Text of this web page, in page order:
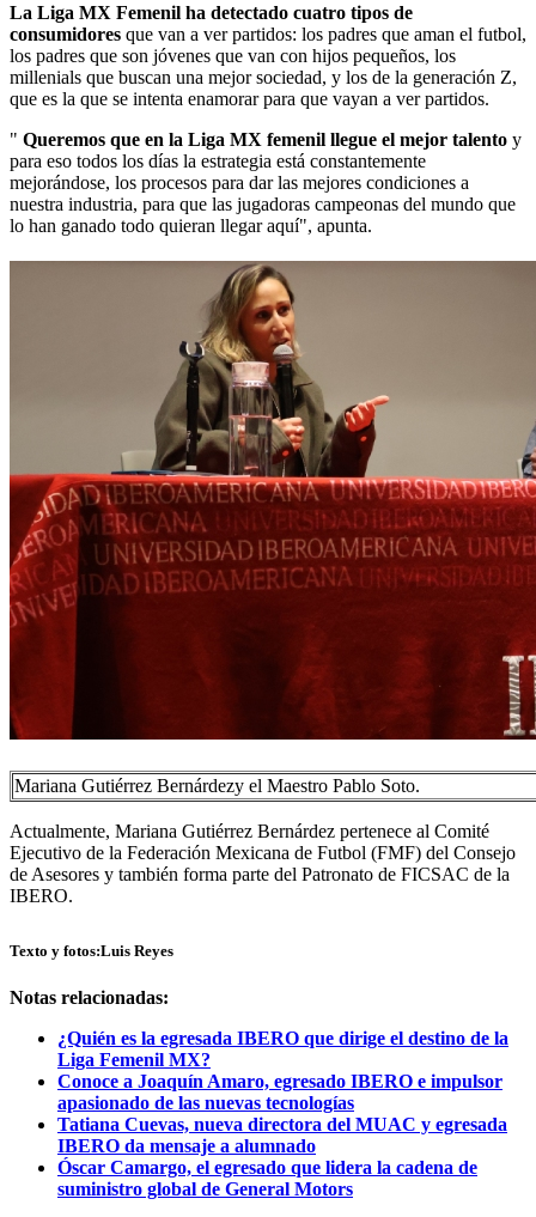
La Liga MX Femenil ha detectado cuatro tipos de
consumidores que van a ver partidos: los padres que aman el futbol,
los padres que son jóvenes que van con hijos pequeños, los
millenials que buscan una mejor sociedad, y los de la generación Z,
que es la que se intenta enamorar para que vayan a ver partidos.
" Queremos que en la Liga MX femenil llegue el mejor talento y
para eso todos los días la estrategia está constantemente
mejorándose, los procesos para dar las mejores condiciones a
nuestra industria, para que las jugadoras campeonas del mundo que
lo han ganado todo quieran llegar aquí", apunta.
Mariana Gutiérrez Bernárdezy el Maestro Pablo Soto.
Actualmente, Mariana Gutiérrez Bernárdez pertenece al Comité
Ejecutivo de la Federación Mexicana de Futbol (FMF) del Consejo
de Asesores y también forma parte del Patronato de FICSAC de la
IBERO.
Texto y fotos:Luis Reyes
Notas relacionadas:
¿Quién es la egresada IBERO que dirige el destino de la
Liga Femenil MX?
Conoce a Joaquín Amaro, egresado IBERO e impulsor
apasionado de las nuevas tecnologías
Tatiana Cuevas, nueva directora del MUAC y egresada
IBERO da mensaje a alumnado
Óscar Camargo, el egresado que lidera la cadena de
suministro global de General Motors